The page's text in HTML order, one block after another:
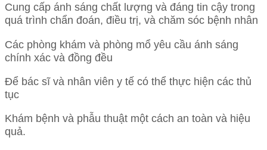
Cung cấp ánh sáng chất lượng và đáng tin cậy trong
quá trình chẩn đoán, điều trị, và chăm sóc bệnh nhân
Các phòng khám và phòng mổ yêu cầu ánh sáng
chính xác và đồng đều
Để bác sĩ và nhân viên y tế có thể thực hiện các thủ
tục
Khám bệnh và phẫu thuật một cách an toàn và hiệu
quả.